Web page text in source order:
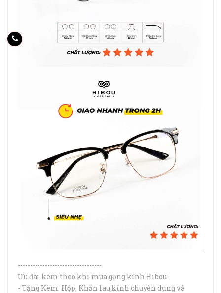
----------------------------------
Ưu đãi kèm theo khi mua gọng kính Hibou
- Tặng Kèm: Hộp, Khăn lau kính chuyên dụng và